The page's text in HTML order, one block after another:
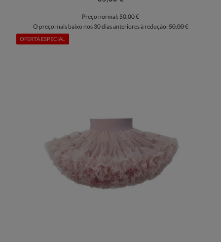
Preço normal: 50,00 €
O preço mais baixo nos 30 dias anteriores à redução:50,00 €
OFERTA ESPECIAL